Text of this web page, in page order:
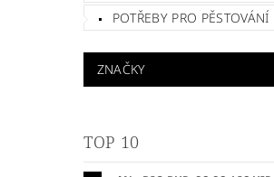
POTŘEBY PRO PĚSTOVÁNÍ
ZNAČKY
TOP 10